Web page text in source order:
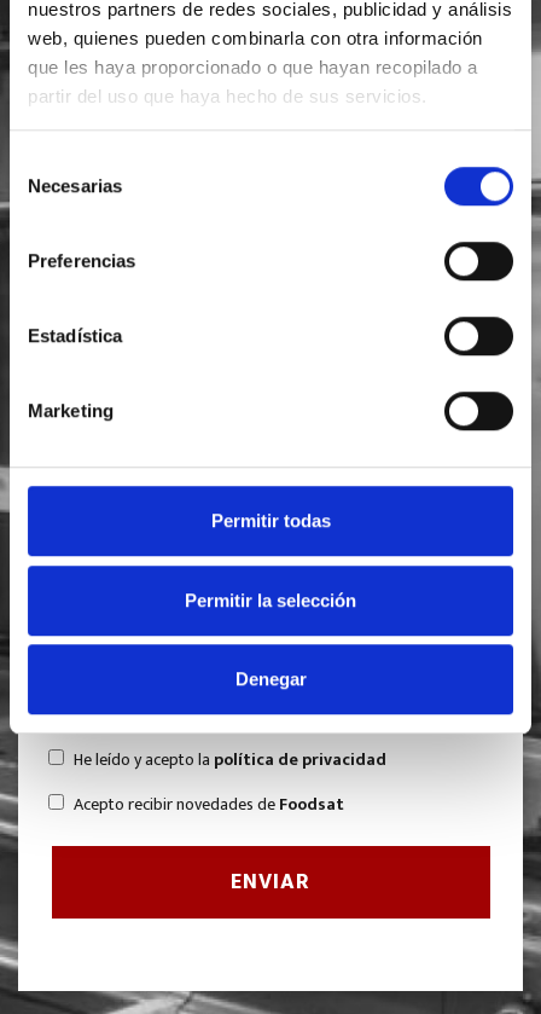
nuestros partners de redes sociales, publicidad y análisis
web, quienes pueden combinarla con otra información
que les haya proporcionado o que hayan recopilado a
partir del uso que haya hecho de sus servicios.
Necesarias
Preferencias
Estadística
Marketing
Permitir todas
Permitir la selección
Denegar
SOLICITA INFORMACIÓN
He leído y acepto la política de privacidad
Acepto recibir novedades deFoodsat